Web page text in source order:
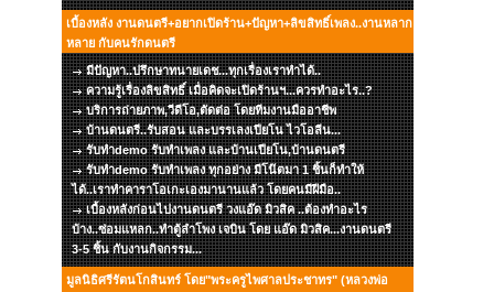
เบื้องหลัง งานดนตรี+อยากเปิดร้าน+ปัญหา+ลิขสิทธิ์เพลง..งานหลาก
หลาย กับคนรักดนตรี
มีปัญหา..ปรึกษาทนายเดช...ทุกเรื่องเราทำได้..
ความรู้เรื่องลิขสิทธิ์ เมื่อคิดจะเปิดร้านฯ...ควรทำอะไร..?
บริการถ่ายภาพ,วีดีโอ,ตัดต่อ โดยทีมงานมืออาชีพ
บ้านดนตรี..รับสอน และบรรเลงเปียโน ไวโอลีน...
รับทำdemo รับทำเพลง และบ้านเปียโน,บ้านดนตรี
รับทำdemo รับทำเพลง ทุกอย่าง มีโน๊ตมา 1 ชิ้นก็ทำให้
ได้..เราทำคาราโอเกะเองมานานแล้ว โดยคนมีฝีมือ..
เบื้องหลังก่อนไปงานดนตรี วงแอ๊ด มิวสิค ..ต้องทำอะไร
บ้าง..ซ่อมแหลก..ทำตู้ลำโพง เจบิน โดย แอ๊ด มิวสิค...งานดนตรี
3-5 ชิ้น กับงานกิจกรรม...
มูลนิธิศรีรัตนโกสินทร์ โดย"พระครูไพศาลประชาทร" (หลวงพ่อ